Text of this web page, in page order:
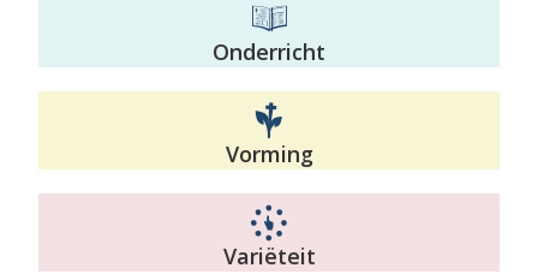
Onderricht
Vorming
Variëteit